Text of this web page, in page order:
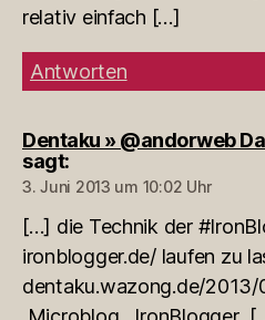
relativ einfach […]
Antworten
Dentaku » @andorweb
sagt:
3. Juni 2013 um 10:02 Uhr
[…] die Technik der
ironblogger.de/ laufen zu
dentaku.wazong.de/